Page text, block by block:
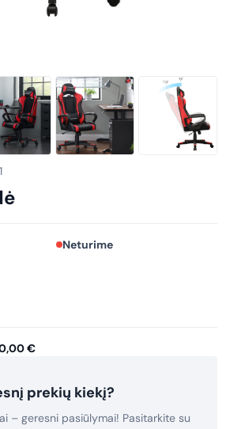
Neturime
€
prekių kiekį?
– geresni pasiūlymai! Pasitarkite su